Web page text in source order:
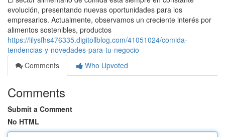
evolución, presentando nuevas oportunidades para los
empresarios. Actualmente, observamos un creciente interés por
alimentos sostenibles, productos
https://lilysfhs476335.digitollblog.com/41051024/comida-
tendencias-y-novedades-para-tu-negocio
Comments
Who Upvoted
Comments
Submit a Comment
No HTML